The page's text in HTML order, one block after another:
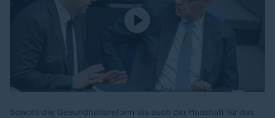
Sowohl die Gesundheitsreform als auch der Haushalt für das